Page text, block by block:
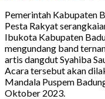
Pemerintah Kabupaten
Pesta Rakyat
Ibukota Kabupaten
mengundang band
artis dangdut Syahiba
Acara tersebut akan
Mandala Puspem
Oktober 2023.